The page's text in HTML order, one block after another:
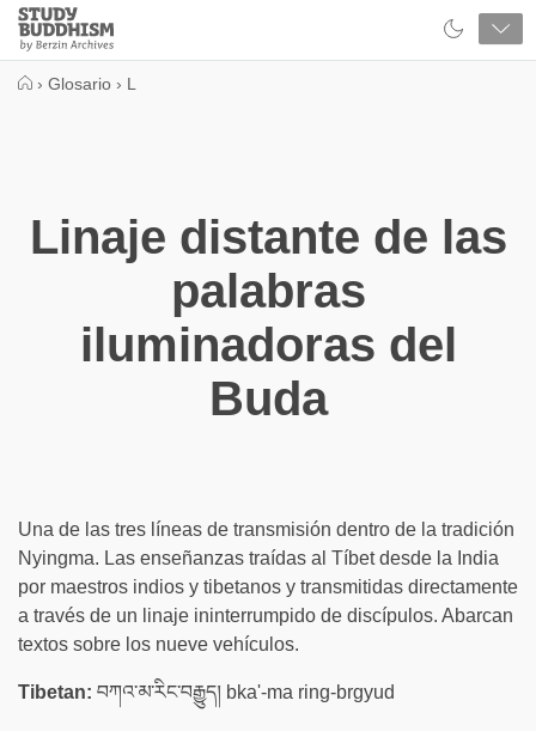
Close
Study
Buddhism
› Glosario › L
Linaje distante de las
palabras
iluminadoras del
Buda
Una de las tres líneas de transmisión dentro de la tradición
Nyingma. Las enseñanzas traídas al Tíbet desde la India
por maestros indios y tibetanos y transmitidas directamente
a través de un linaje ininterrumpido de discípulos. Abarcan
textos sobre los nueve vehículos.
Tibetan: བཀའ་མ་རིང་བརྒྱུད། bka'-ma ring-brgyud